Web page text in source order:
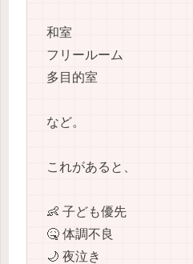
和室
フリールーム
多目的室
など。
これがあると、
👶 子ども優先
🤒 体調不良
🌙 夜泣き